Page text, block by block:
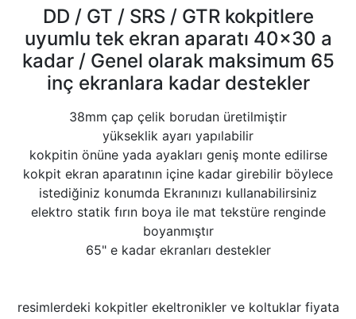
DD / GT / SRS / GTR kokpitlere
uyumlu tek ekran aparatı 40x30 a
kadar / Genel olarak maksimum 65
inç ekranlara kadar destekler
38mm çap çelik borudan üretilmiştir
yükseklik ayarı yapılabilir
kokpitin önüne yada ayakları geniş monte edilirse
kokpit ekran aparatının içine kadar girebilir böylece
istediğiniz konumda Ekranınızı kullanabilirsiniz
elektro statik fırın boya ile mat tekstüre renginde
boyanmıştır
65" e kadar ekranları destekler
resimlerdeki kokpitler ekeltronikler ve koltuklar fiyata